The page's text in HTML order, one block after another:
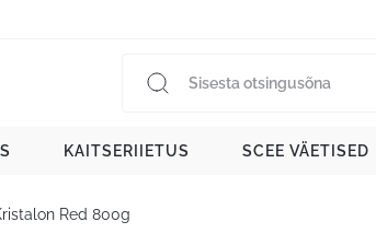
KAITSERIIETUS SCEE VÄETISED
Red 800g